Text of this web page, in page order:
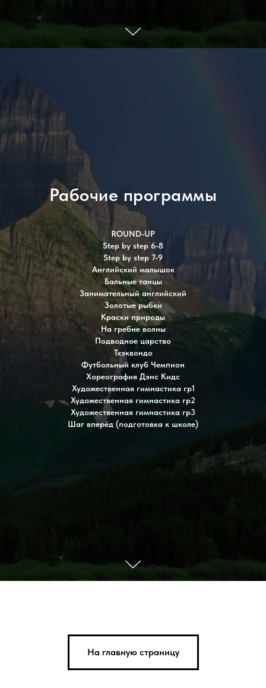
Рабочие программы
ROUND-UP
Step by step 6-8
Step by step 7-9
Английский малышок
Бальные танцы
Занимательный английский
Золотые рыбки
Краски природы
На гребне волны
Подводное царство
Тхэквондо
Футбольный клуб Чемпион
Хореография Дэнс Кидс
Художественная гимнастика гр1
Художественная гимнастика гр2
Художественная гимнастика гр3
Шаг вперёд (подготовка к школе)
На главную страницу